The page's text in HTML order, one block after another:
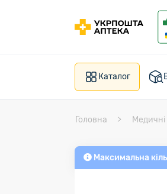
Каталог
Головна
Максимальна